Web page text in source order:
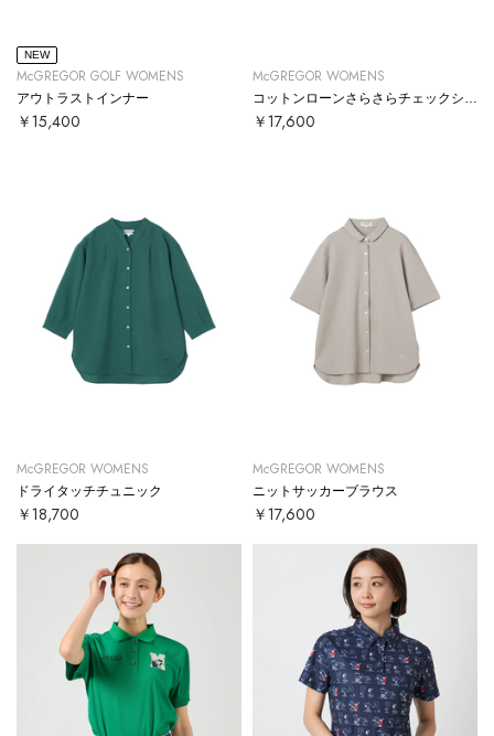
NEW
McGREGOR GOLF WOMENS
アウトラストインナー
￥15,400
McGREGOR WOMENS
￥17,600
McGREGOR WOMENS
ドライタッチチュニック
￥18,700
McGREGOR WOMENS
ニットサッカーブラウス
￥17,600